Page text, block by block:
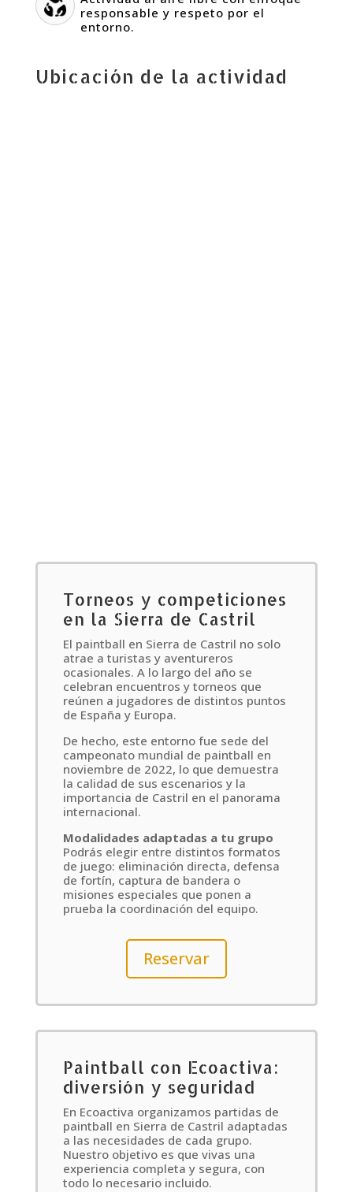
responsable y respeto por el
entorno.
Ubicación de la actividad
Torneos y competiciones
en la Sierra de Castril
El paintball en Sierra de Castril no solo
atrae a turistas y aventureros
ocasionales. A lo largo del año se
celebran encuentros y torneos que
reúnen a jugadores de distintos puntos
de España y Europa.
De hecho, este entorno fue sede del
campeonato mundial de paintball en
noviembre de 2022, lo que demuestra
la calidad de sus escenarios y la
importancia de Castril en el panorama
internacional.
Modalidades adaptadas a tu grupo
Podrás elegir entre distintos formatos
de juego: eliminación directa, defensa
de fortín, captura de bandera o
misiones especiales que ponen a
prueba la coordinación del equipo.
Reservar
Paintball con Ecoactiva:
diversión y seguridad
En Ecoactiva organizamos partidas de
paintball en Sierra de Castril adaptadas
a las necesidades de cada grupo.
Nuestro objetivo es que vivas una
experiencia completa y segura, con
todo lo necesario incluido.